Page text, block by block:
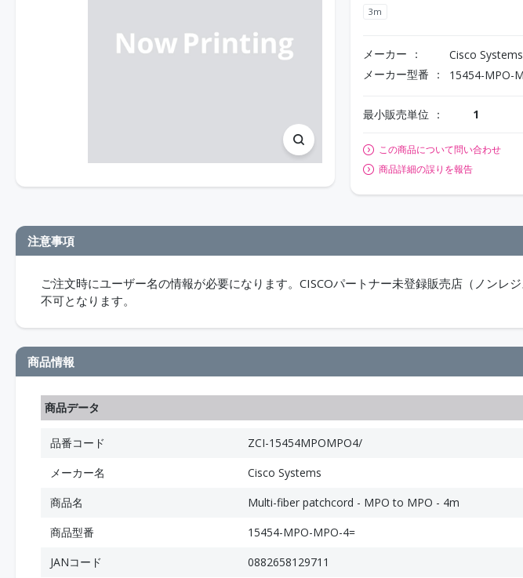
3m
メーカー Cisco Systems
メーカー型番 15454-MPO-
最小販売単位 1
この商品について問い合わせ
商品詳細の誤りを報告
注意事項
ご注文時にユーザー名の情報が必要になります。CISCOパートナー未登録販売店（ノンレ
不可となります。
商品情報
商品データ
品番コード
ZCI-15454MPOMPO4/
メーカー名
Cisco Systems
商品名
Multi-fiber patchcord - MPO to MPO - 4m
商品型番
15454-MPO-MPO-4=
JANコード
0882658129711